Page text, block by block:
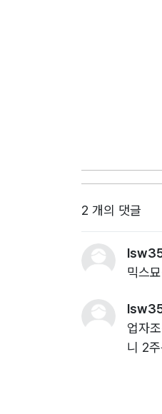
2 개의 댓글
믹스
업자
니 2